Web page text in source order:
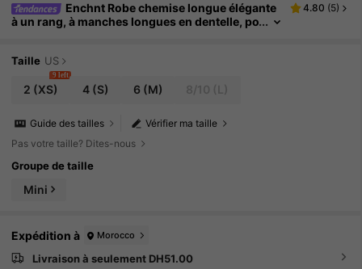
Enchnt Robe chemise longue élégante
à un rang, à manches longues en dentelle, po
4.80 (5)
Taille US
2 (XS)
9 left
4(S) 6 (M)
Vérifier ma taille
Guide des tailles
Pas votre taille? Dites-nous
Groupe de taille
Mini
Expédition à Morocco
Livraison à seulement DH51.00